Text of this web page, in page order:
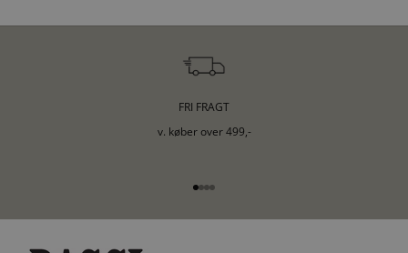
FRI FRAGT
v. køber over 499,-
Gå til element 1
Gå til element 2
Gå til element 3
Gå til element 4